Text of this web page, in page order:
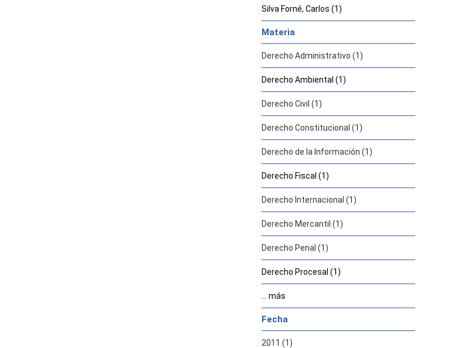
Silva Forné, Carlos (1)
Materia
Derecho Administrativo (1)
Derecho Ambiental (1)
Derecho Civil (1)
Derecho Constitucional (1)
Derecho de la Información (1)
Derecho Fiscal (1)
Derecho Internacional (1)
Derecho Mercantil (1)
Derecho Penal (1)
Derecho Procesal (1)
... más
Fecha
2011 (1)